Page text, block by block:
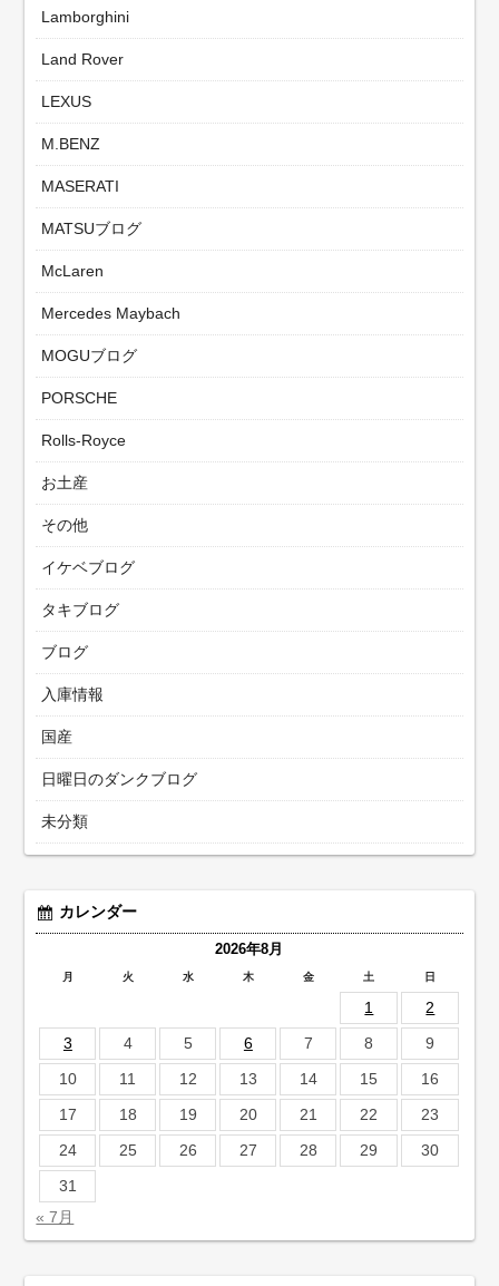
Lamborghini
Land Rover
LEXUS
M.BENZ
MASERATI
MATSUブログ
McLaren
Mercedes Maybach
MOGUブログ
PORSCHE
Rolls-Royce
お土産
その他
イケベブログ
タキブログ
ブログ
入庫情報
国産
日曜日のダンクブログ
未分類
カレンダー
2026年8月
月 火 水 木 金 土 日
1
2
3
4 5 6 7 8
9
10
11 12 13 14 15
16
17
18 19 20 21 22
23
24
25 26 27 28 29
30
31
« 7月